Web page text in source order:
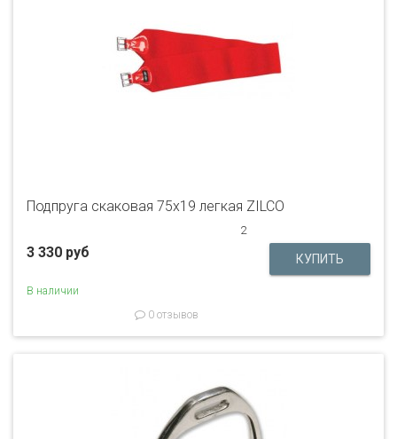
Подпруга скаковая 75х19 легкая ZILCO
2
3 330 руб
В наличии
0 отзывов